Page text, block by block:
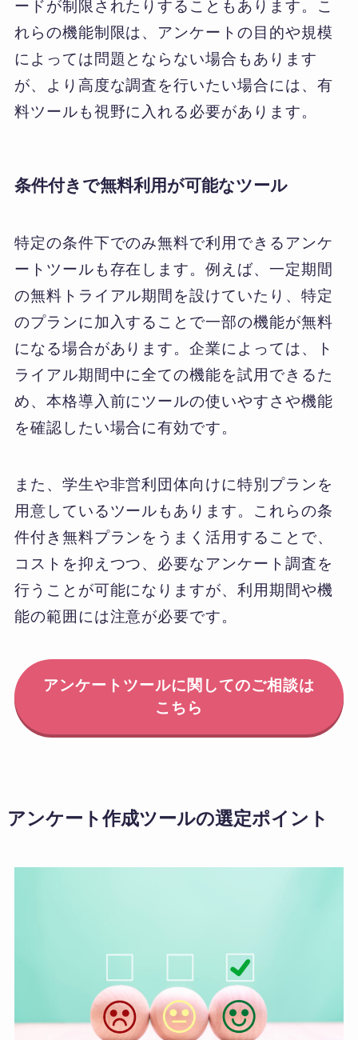
ードが制限されたりすることもあります。こ
れらの機能制限は、アンケートの目的や規模
によっては問題とならない場合もあります
が、より高度な調査を行いたい場合には、有
料ツールも視野に入れる必要があります。
条件付きで無料利用が可能なツール
特定の条件下でのみ無料で利用できるアンケ
ートツールも存在します。例えば、一定期間
の無料トライアル期間を設けていたり、特定
のプランに加入することで一部の機能が無料
になる場合があります。企業によっては、ト
ライアル期間中に全ての機能を試用できるた
め、本格導入前にツールの使いやすさや機能
を確認したい場合に有効です。
また、学生や非営利団体向けに特別プランを
用意しているツールもあります。これらの条
件付き無料プランをうまく活用することで、
コストを抑えつつ、必要なアンケート調査を
行うことが可能になりますが、利用期間や機
能の範囲には注意が必要です。
アンケートツールに関してのご相談は
こちら
アンケート作成ツールの選定ポイント